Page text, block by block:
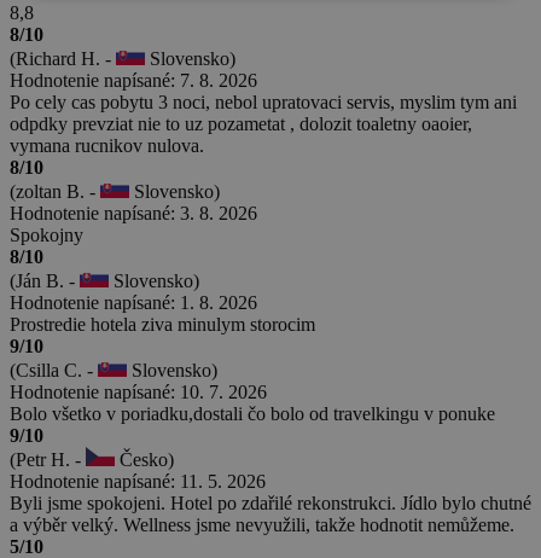
8,8
8/10
(Richard H. -
Slovensko)
Hodnotenie napísané: 7. 8. 2026
Po cely cas pobytu 3 noci, nebol upratovaci servis, myslim tym ani
odpdky prevziat nie to uz pozametat , dolozit toaletny oaoier,
vymana rucnikov nulova.
8/10
(zoltan B. -
Slovensko)
Hodnotenie napísané: 3. 8. 2026
Spokojny
8/10
(Ján B. -
Slovensko)
Hodnotenie napísané: 1. 8. 2026
Prostredie hotela ziva minulym storocim
9/10
(Csilla C. -
Slovensko)
Hodnotenie napísané: 10. 7. 2026
Bolo všetko v poriadku,dostali čo bolo od travelkingu v ponuke
9/10
(Petr H. -
Česko)
Hodnotenie napísané: 11. 5. 2026
Byli jsme spokojeni. Hotel po zdařilé rekonstrukci. Jídlo bylo chutné
a výběr velký. Wellness jsme nevyužili, takže hodnotit nemůžeme.
5/10